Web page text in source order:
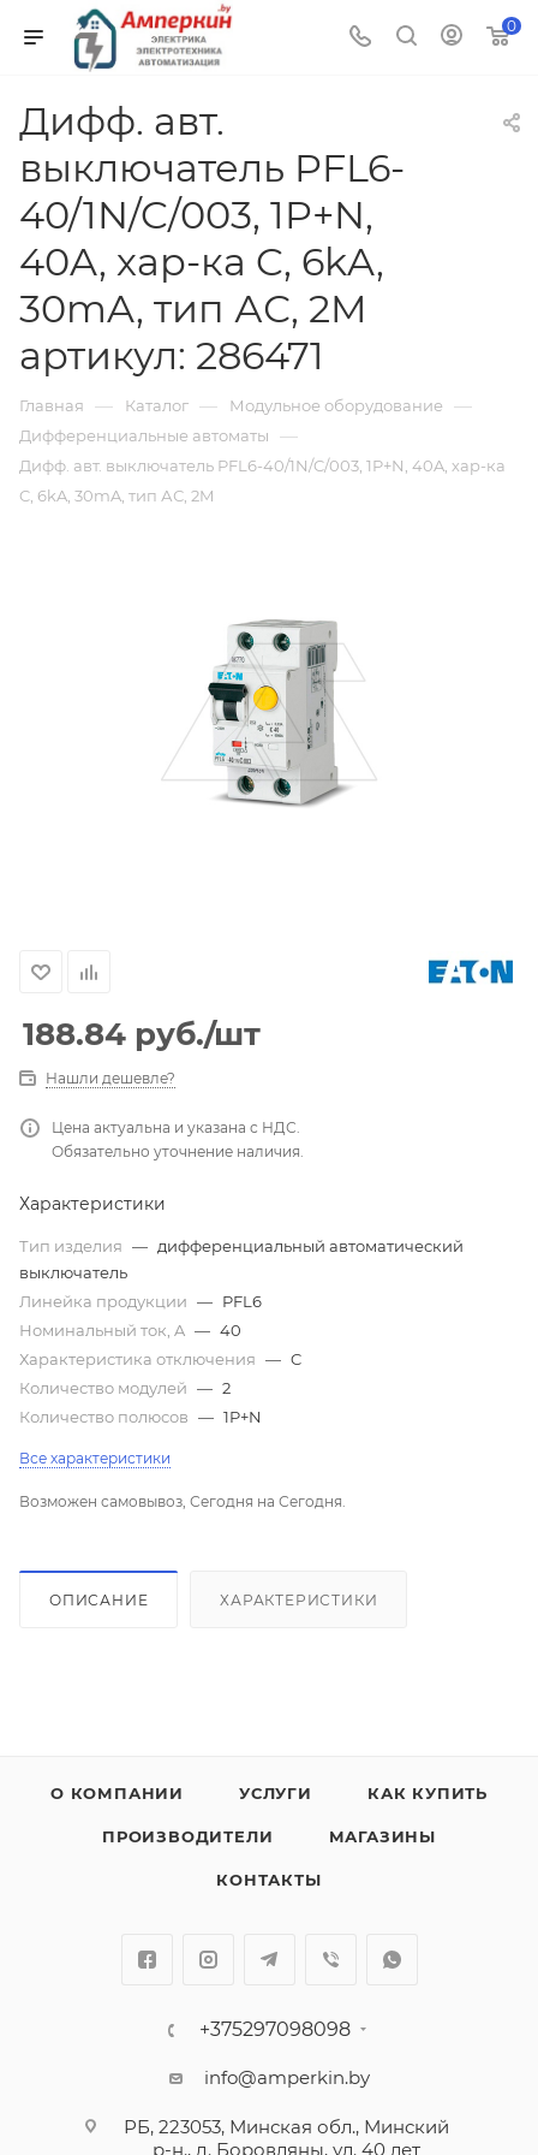
0
Дифф. авт.
выключатель PFL6-
40/1N/C/003, 1P+N,
40A, хар-ка C, 6kA,
30mA, тип АС, 2M
артикул: 286471
Главная — Каталог — Модульное оборудование —
Дифференциальные автоматы —
Дифф. авт. выключатель PFL6-40/1N/C/003, 1P+N, 40A, хар-ка
C, 6kA, 30mA, тип АС, 2M
188.84 руб./шт
Нашли дешевле?
Цена актуальна и указана с НДС.
Обязательно уточнение наличия.
Характеристики
Тип изделия — дифференциальный автоматический
выключатель
Линейка продукции — PFL6
Номинальный ток, A — 40
Характеристика отключения — C
Количество модулей — 2
Количество полюсов — 1P+N
Все характеристики
Возможен самовывоз, Сегодня на Сегодня.
ОПИСАНИЕ ХАРАКТЕРИСТИКИ
О КОМПАНИИ УСЛУГИ КАК КУПИТЬ
ПРОИЗВОДИТЕЛИ МАГАЗИНЫ
КОНТАКТЫ
+375297098098
info@amperkin.by
РБ, 223053, Минская обл., Минский
р-н., д. Боровляны, ул. 40 лет